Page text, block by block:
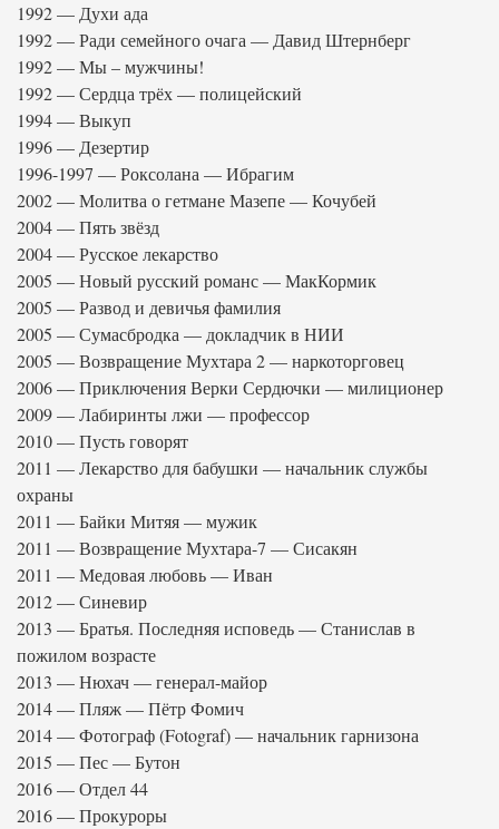
1992 — Духи ада
1992 — Ради семейного очага — Давид Штернберг
1992 — Мы – мужчины!
1992 — Сердца трёх — полицейский
1994 — Выкуп
1996 — Дезертир
1996-1997 — Роксолана — Ибрагим
2002 — Молитва о гетмане Мазепе — Кочубей
2004 — Пять звёзд
2004 — Русское лекарство
2005 — Новый русский романс — МакКормик
2005 — Развод и девичья фамилия
2005 — Сумасбродка — докладчик в НИИ
2005 — Возвращение Мухтара 2 — наркоторговец
2006 — Приключения Верки Сердючки — милиционер
2009 — Лабиринты лжи — профессор
2010 — Пусть говорят
2011 — Лекарство для бабушки — начальник службы
охраны
2011 — Байки Митяя — мужик
2011 — Возвращение Мухтара-7 — Сисакян
2011 — Медовая любовь — Иван
2012 — Синевир
2013 — Братья. Последняя исповедь — Станислав в
пожилом возрасте
2013 — Нюхач — генерал-майор
2014 — Пляж — Пётр Фомич
2014 — Фотограф (Fotograf) — начальник гарнизона
2015 — Пес — Бутон
2016 — Отдел 44
2016 — Прокуроры